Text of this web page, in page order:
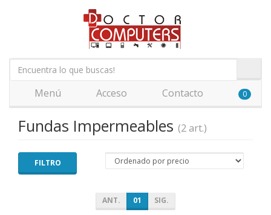
Menú Acceso Contacto 0
Fundas Impermeables (2 art.)
FILTRO
ANT. 01 SIG.